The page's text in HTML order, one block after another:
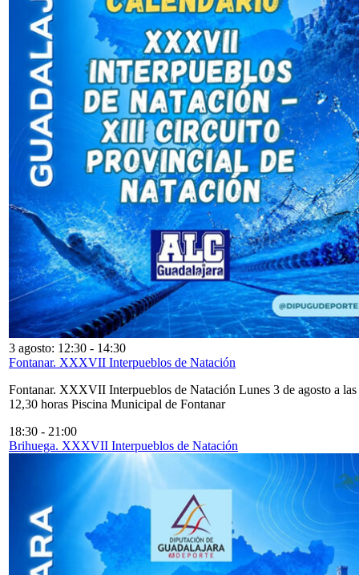
3 agosto: 12:30 - 14:30
Fontanar. XXXVII Interpueblos de Natación
Fontanar. XXXVII Interpueblos de Natación Lunes 3 de agosto a las
12,30 horas Piscina Municipal de Fontanar
18:30 - 21:00
Brihuega. XXXVII Interpueblos de Natación